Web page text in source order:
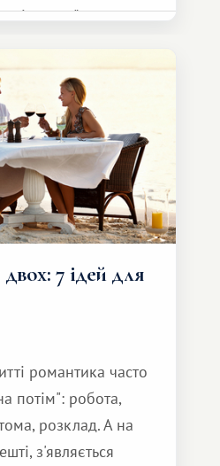
доїхати до
7 ідей для
романтика часто
потім": робота,
розклад. А на
з'являється